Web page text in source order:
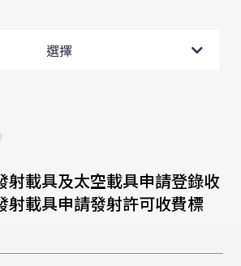
選擇
計畫公告
校外研討會公告
其它
舊公告消息
射載具及太空載具申請登錄收
射載具申請發射許可收費標